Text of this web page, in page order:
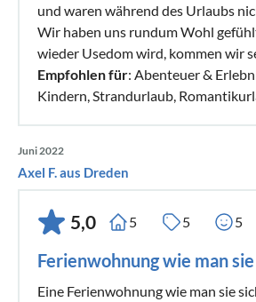
und waren während des Urlaubs
Wir haben uns rundum Wohl
wieder Usedom wird, kommen wir
Empfohlen für: Abenteuer &
Kindern, Strandurlaub,
Juni 2022
Axel F. aus Dreden
5,0 5 5 5
Ferienwohnung wie man
Eine Ferienwohnung wie man sie